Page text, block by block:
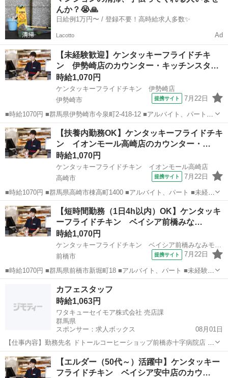
シニア（60代～...んか？😭🙏
日給例1万円〜 / 登録不要！高時給求人多数✨
Lacotto Ad
【未経験歓迎】ケンタッキーフライドチキ
ン 伊勢崎店のカウンター・キッチンスタッ
フ
時給1,070円
ケンタッキーフライドチキン 伊勢崎店
伊勢崎市
提携サイト 7月22日
■時給1070円 ■群馬県伊勢崎市今泉町2-418-12 ■アルバイト、パート ■
未経験歓迎、高校生OK、フリーター歓迎、ミドル（40代～）活躍中、
エルダー（50代～）活躍中、シニア（60代～）活躍中、ボーナス・賞
与あり、昇...
群馬 伊勢崎市 ファーストフード
【扶養内勤務OK】ケンタッキーフライドチキ
ン イオンモール高崎店のカウンター・…
時給1,070円
ケンタッキーフライドチキン イオンモール高崎店
高崎市
提携サイト 7月22日
■時給1070円 ■群馬県高崎市棟高町1400 ■アルバイト、パート ■未経験
歓迎、高校生OK、フリーター歓迎、ミドル（40代～）活躍中、エルダ
ー（50代～）活躍中、シニア（60代～）活躍中、ボーナス・賞与あ
り、昇給あり、週...
群馬 高崎市 ファーストフード
【短時間勤務（1日4h以内）OK】ケンタッキ
ーフライドチキン ベイシア前橋みな…
時給1,070円
前橋市
提携サイト 7月22日
■時給1070円 ■群馬県前橋市新堀町18 ■アルバイト、パート ■未経験歓
迎、高校生OK、フリーター歓迎、ミドル（40代～）活躍中、エルダー
（50代～）活躍中、シニア（60代～）活躍中、ボーナス・賞与あり、
昇給あり、週2～...
ファーストフード
カフェスタッフ
時給1,063円
ワタキューセイモア株式会社 売店課
群馬県
スポンサー：求人ボックス
08月01日
【仕事内容】勤務先名 ドトールコーヒーショップ前橋赤十字病院店 お
仕事内容 ・ドリンク/フード調理及び仕込み ・レジ対応及び接客 ・売
店商品の陳列、補充 ・食器等の洗浄(食洗器使用) ・テーブルの片付
け、店内清掃 ・食材管理 ・レ...
アルバイト・パート
【エルダー（50代～）活躍中】ケンタッキー
フライドチキン ベイシア安中店のカウ…